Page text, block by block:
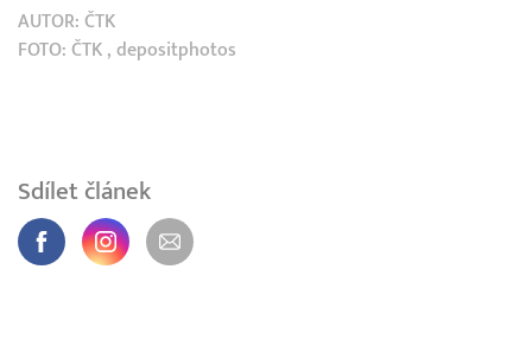
AUTOR: ČTK
FOTO: ČTK , depositphotos
Sdílet článek